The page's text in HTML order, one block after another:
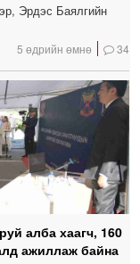
Эрдэс Баялгийн
5 өдрийн өмнө 34
алба хаагч, 160
ажиллаж байна